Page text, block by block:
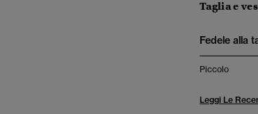
Taglia e
Fedele alla
Piccolo
Leggi Le